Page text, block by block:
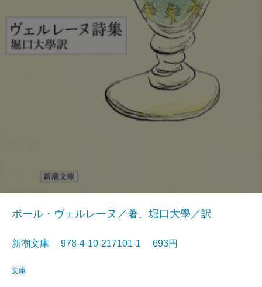
ポール・ヴェルレーヌ／著、堀口大學／訳
新潮文庫 978-4-10-217101-1 693円
文庫